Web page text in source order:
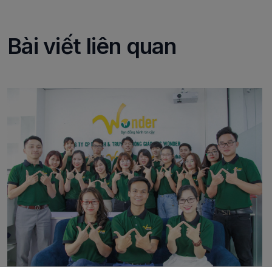
Bài viết liên quan